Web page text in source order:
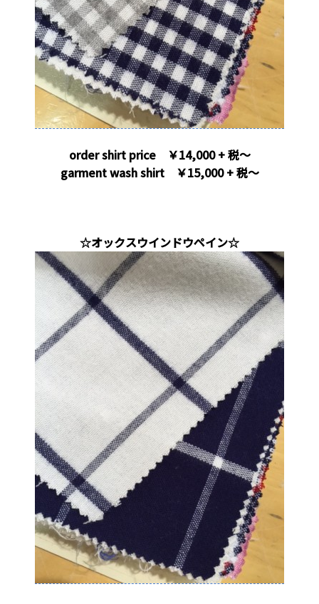
order shirt price ￥14,000 + 税～
garment wash shirt ￥15,000 + 税～
☆オックスウインドウペイン☆